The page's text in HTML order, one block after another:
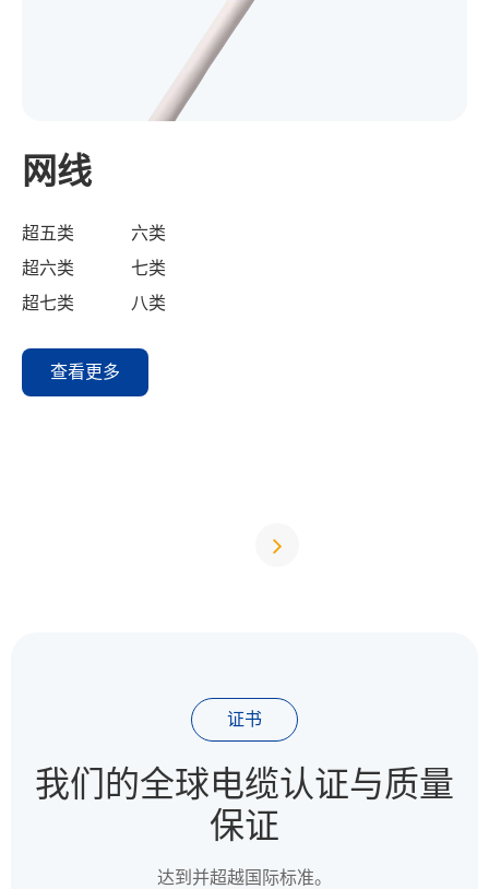
网线
超五类
六类
超六类
七类
超七类
八类
查看更多
证书
我们的全球电缆认证与质量
保证
达到并超越国际标准。